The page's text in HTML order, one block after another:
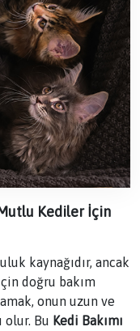
Mutlu Kediler İçin
kaynağıdır, ancak
doğru bakım
onun uzun ve
olur. Bu Kedi Bakımı